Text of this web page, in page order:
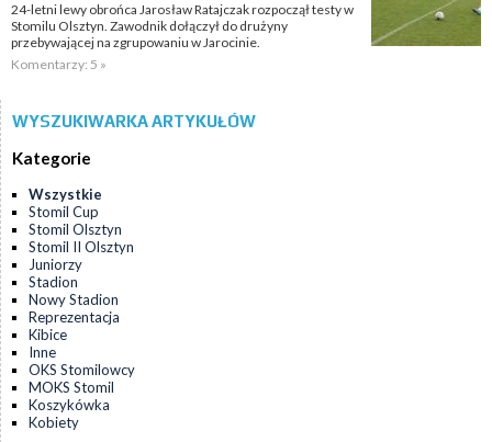
24-letni lewy obrońca Jarosław Ratajczak rozpoczął testy w
Stomilu Olsztyn. Zawodnik dołączył do drużyny
przebywającej na zgrupowaniu w Jarocinie.
Komentarzy: 5 »
WYSZUKIWARKA ARTYKUŁÓW
Kategorie
Wszystkie
Stomil Cup
Stomil Olsztyn
Stomil II Olsztyn
Juniorzy
Stadion
Nowy Stadion
Reprezentacja
Kibice
Inne
OKS Stomilowcy
MOKS Stomil
Koszykówka
Kobiety